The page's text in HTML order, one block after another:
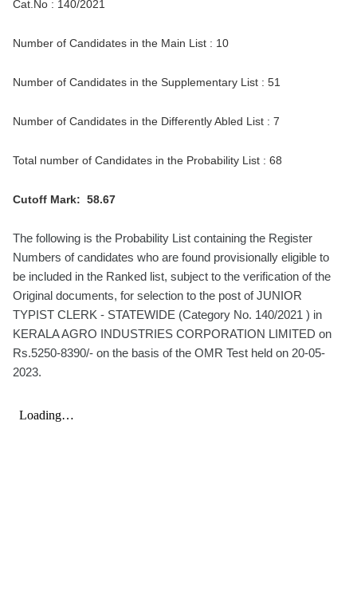
Cat.No : 140/2021
Number of Candidates in the Main List : 10
Number of Candidates in the Supplementary List : 51
Number of Candidates in the Differently Abled List : 7
Total number of Candidates in the Probability List : 68
Cutoff Mark: 58.67
The following is the Probability List containing the Register
Numbers of candidates who are found provisionally eligible to
be included in the Ranked list, subject to the verification of the
Original documents, for selection to the post of JUNIOR
TYPIST CLERK - STATEWIDE (Category No. 140/2021 ) in
KERALA AGRO INDUSTRIES CORPORATION LIMITED on
Rs.5250-8390/- on the basis of the OMR Test held on 20-05-
2023.